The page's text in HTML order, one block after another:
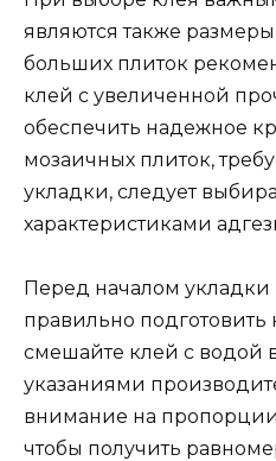
являются также
больших плиток
клей с увеличенной
обеспечить надежное
мозаичных плиток,
укладки, следует
характеристиками
Перед началом
правильно подготовить
смешайте клей с водой
указаниями
внимание на
чтобы получить